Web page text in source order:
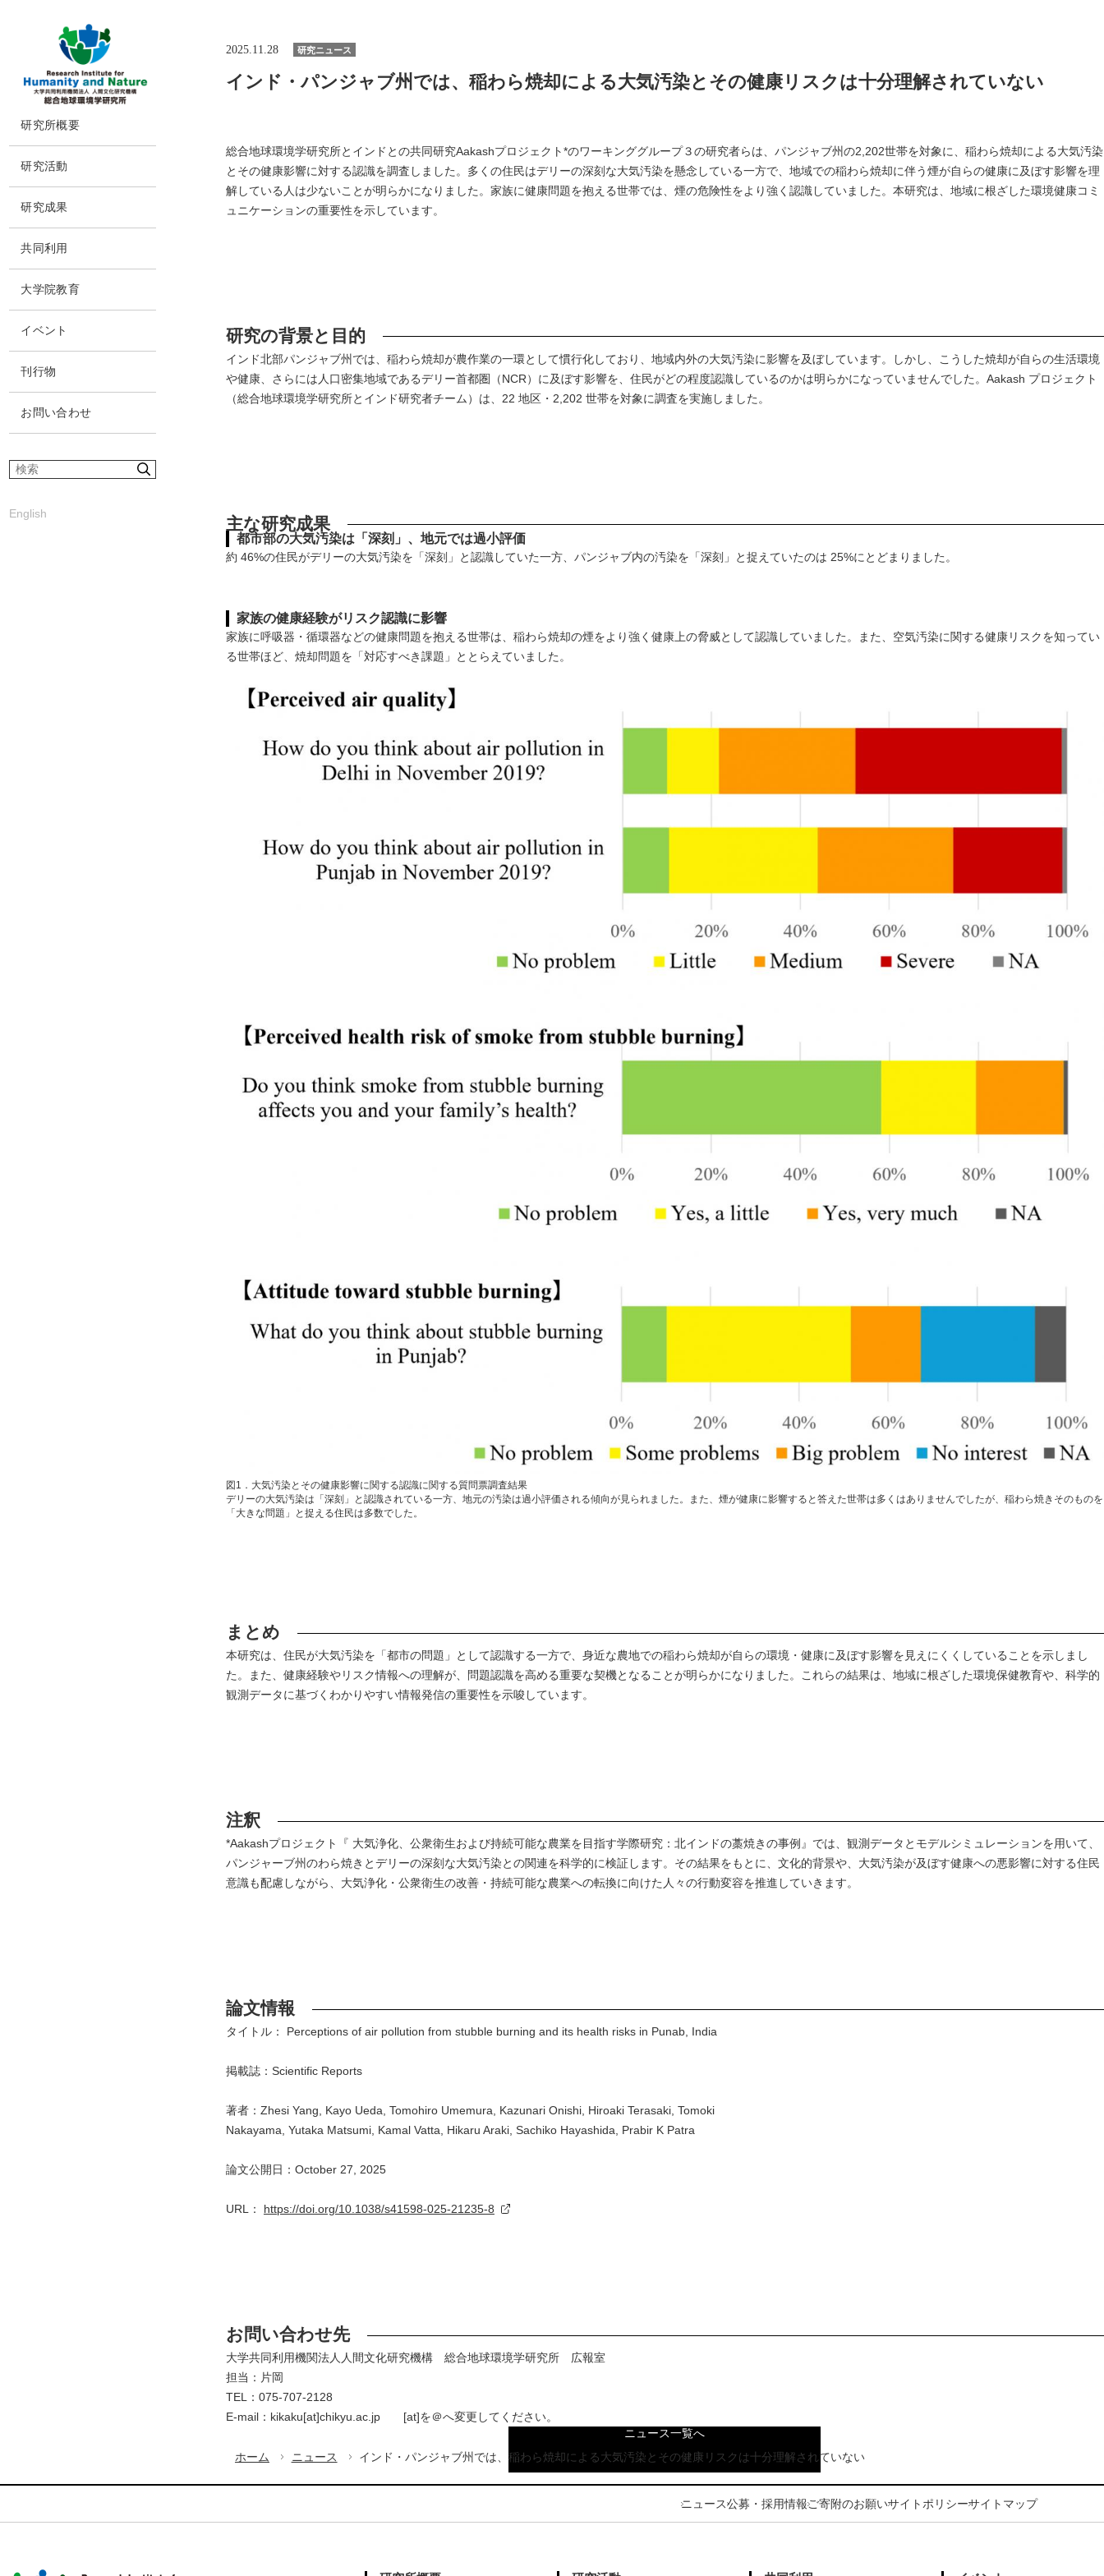
研究所概要
運営体制・方針
社会連携
沿革
交通アクセス
研究活動
スタッフ一覧
過去の研究
研究成果
共同利用
大学院教育
イベント
刊行物
お問い合わせ
サ
内
English
2025.11.28 研究ニュース
インド・パンジャブ州では、稲わら焼却による大気汚染とその健康リスクは十分理解されていない
総合地球環境学研究所とインドとの共同研究Aakashプロジェクト*のワーキンググループ３の研究者らは、パンジャブ州の2,202世帯を対象に、稲わら焼却による大気汚染
とその健康影響に対する認識を調査しました。多くの住民はデリーの深刻な大気汚染を懸念している一方で、地域での稲わら焼却に伴う煙が自らの健康に及ぼす影響を理
解している人は少ないことが明らかになりました。家族に健康問題を抱える世帯では、煙の危険性をより強く認識していました。本研究は、地域に根ざした環境健康コミ
ュニケーションの重要性を示しています。
研究の背景と目的
インド北部パンジャブ州では、稲わら焼却が農作業の一環として慣行化しており、地域内外の大気汚染に影響を及ぼしています。しかし、こうした焼却が自らの生活環境
や健康、さらには人口密集地域であるデリー首都圏（NCR）に及ぼす影響を、住民がどの程度認識しているのかは明らかになっていませんでした。Aakash プロジェクト
（総合地球環境学研究所とインド研究者チーム）は、22 地区・2,202 世帯を対象に調査を実施しました。
主な研究成果
都市部の大気汚染は「深刻」、地元では過小評価
約 46%の住民がデリーの大気汚染を「深刻」と認識していた一方、パンジャブ内の汚染を「深刻」と捉えていたのは 25%にとどまりました。
家族の健康経験がリスク認識に影響
家族に呼吸器・循環器などの健康問題を抱える世帯は、稲わら焼却の煙をより強く健康上の脅威として認識していました。また、空気汚染に関する健康リスクを知ってい
る世帯ほど、焼却問題を「対応すべき課題」ととらえていました。
図1．大気汚染とその健康影響に関する認識に関する質問票調査結果
デリーの大気汚染は「深刻」と認識されている一方、地元の汚染は過小評価される傾向が見られました。また、煙が健康に影響すると答えた世帯は多くはありませんでしたが、稲わら焼きそのものを
「大きな問題」と捉える住民は多数でした。
まとめ
本研究は、住民が大気汚染を「都市の問題」として認識する一方で、身近な農地での稲わら焼却が自らの環境・健康に及ぼす影響を見えにくくしていることを示しまし
た。また、健康経験やリスク情報への理解が、問題認識を高める重要な契機となることが明らかになりました。これらの結果は、地域に根ざした環境保健教育や、科学的
観測データに基づくわかりやすい情報発信の重要性を示唆しています。
注釈
*Aakashプロジェクト『 大気浄化、公衆衛生および持続可能な農業を目指す学際研究：北インドの藁焼きの事例』では、観測データとモデルシミュレーションを用いて、
パンジャーブ州のわら焼きとデリーの深刻な大気汚染との関連を科学的に検証します。その結果をもとに、文化的背景や、大気汚染が及ぼす健康への悪影響に対する住民
意識も配慮しながら、大気浄化・公衆衛生の改善・持続可能な農業への転換に向けた人々の行動変容を推進していきます。
論文情報
タイトル： Perceptions of air pollution from stubble burning and its health risks in Punab, India
掲載誌：Scientific Reports
著者：Zhesi Yang, Kayo Ueda, Tomohiro Umemura, Kazunari Onishi, Hiroaki Terasaki, Tomoki
Nakayama, Yutaka Matsumi, Kamal Vatta, Hikaru Araki, Sachiko Hayashida, Prabir K Patra
論文公開日：October 27, 2025
URL： https://doi.org/10.1038/s41598-025-21235-8
お問い合わせ先
大学共同利用機関法人人間文化研究機構 総合地球環境学研究所 広報室
担当：片岡
TEL：075-707-2128
E-mail：kikaku[at]chikyu.ac.jp [at]を＠へ変更してください。
ニュース一覧へ
ホーム
ニュース インド・パンジャブ州では、稲わら焼却による大気汚染とその健康リスクは十分理解されていない
ニュース公募・採用情報ご寄附のお願いサイトポリシーサイトマップ